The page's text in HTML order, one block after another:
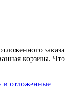
заказа
корзина. Что
в отложенные